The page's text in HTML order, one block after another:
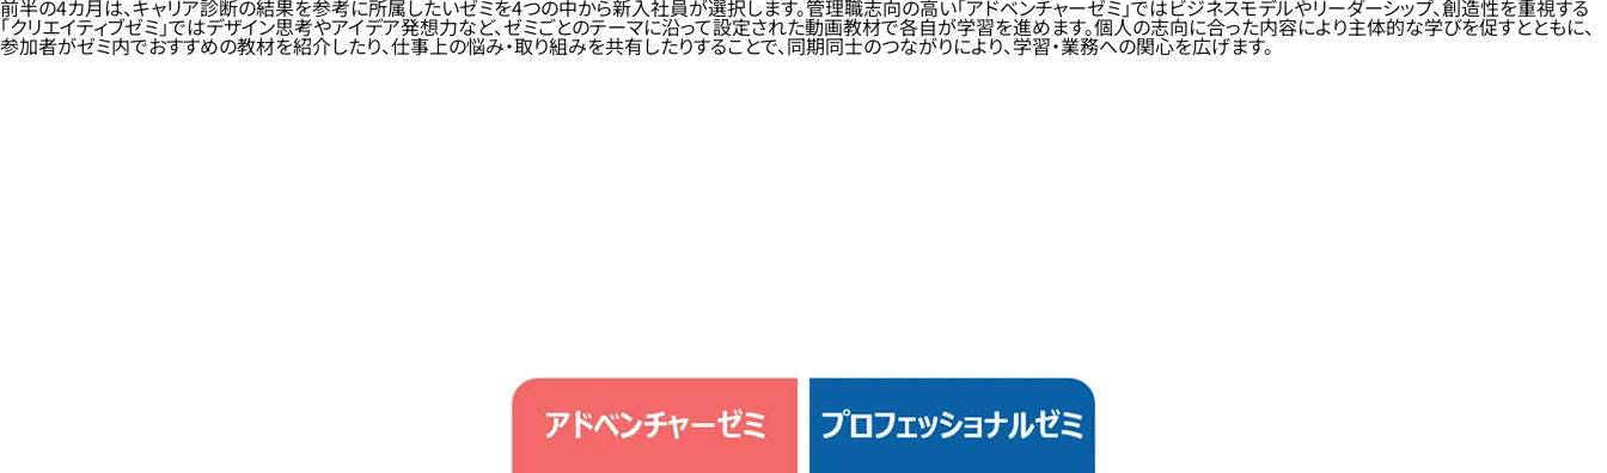
前半の4カ月は、キャリア診断の結果を参考に所属したいゼミを4つの中から新入社員が選択します。管理職志向の高い「アドベンチャーゼミ」ではビジネスモデルやリーダーシップ、創造性を重視する
「クリエイティブゼミ」ではデザイン思考やアイデア発想力など、ゼミごとのテーマに沿って設定された動画教材で各自が学習を進めます。個人の志向に合った内容により主体的な学びを促すとともに、
参加者がゼミ内でおすすめの教材を紹介したり、仕事上の悩み・取り組みを共有したりすることで、同期同士のつながりにより、学習・業務への関心を広げます。